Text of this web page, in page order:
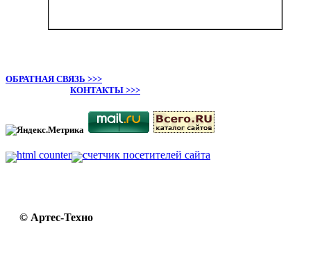
ОБРАТНАЯ СВЯЗЬ >>>
КОНТАКТЫ >>>
© Артес-Техно